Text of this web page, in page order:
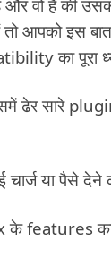
वो है की
आपको इस
का पूरा
ढेर सारे
या पैसे देने
के features